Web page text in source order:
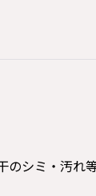
のシミ・汚れ